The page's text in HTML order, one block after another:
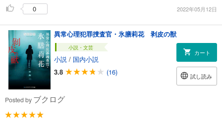
0 2022年05月12日
異常心理犯罪捜査官・氷膳莉花 剥皮の獣
小説・文芸
小説 / 国内小説
3.8
(16)
カート
試し読み
Posted by ブクログ